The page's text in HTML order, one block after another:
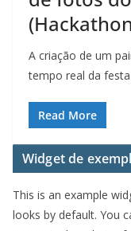
A criação de um
tempo real da
Read More
Widget de
This is an example
looks by default. You